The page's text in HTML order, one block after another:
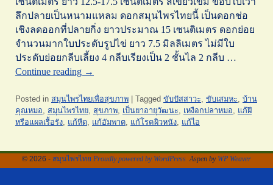
ลึกปลายเป็นหนามแหลม ดอกสมุนไพรไทยนี้ เป็นดอกช่อ
เชิงลดออกที่ปลายกิ่ง ยาวประมาณ 15 เซนติเมตร ดอกย่อย
จำนวนมากใบประดับรูปไข่ ยาว 7.5 มิลลิเมตร ไม่มีใบ
ประดับย่อยกลีบเลี้ยง 4 กลีบเรียงเป็น 2 ชั้นไล 2 กลีบ …
Continue reading →
Posted in สมุนไพรไทยเพื่อสุขภาพ Tagged ขับปัสสาวะ, ขับเสมหะ, บ้าน
คุณหมอ, สมุนไพรไทย, สุขภาพ, เป็นยาอายุวัฒนะ, เหงือกปลาหมอ, แก้ฝี
หรือแผลเรื้อรัง, แก้หืด, แก้อัมพาต, แก้โรคผิวหนัง, แก้ไอ
© 2026 - สมุนไพรไทย Proudly powered by WordPress Aspen by WP Weaver